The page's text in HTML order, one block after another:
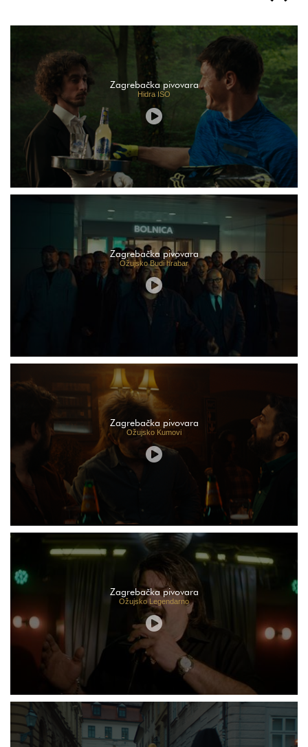
Zagrebačka pivovara
Hidra ISO
Zagrebačka pivovara
Ožujsko Budi hrabar
Zagrebačka pivovara
Ožujsko Kumovi
Zagrebačka pivovara
Ožujsko Legendarno